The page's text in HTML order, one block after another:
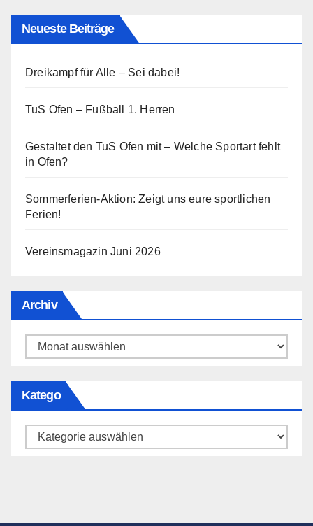
Neueste Beiträge
Dreikampf für Alle – Sei dabei!
TuS Ofen – Fußball 1. Herren
Gestaltet den TuS Ofen mit – Welche Sportart fehlt
in Ofen?
Sommerferien-Aktion: Zeigt uns eure sportlichen
Ferien!
Vereinsmagazin Juni 2026
Archiv
Archiv
Katego
Katego